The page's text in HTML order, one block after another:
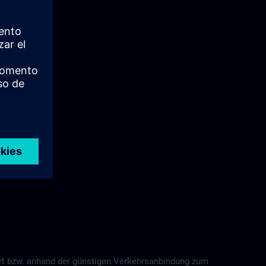
anhand der günstigen Verkehrsanbindung zum